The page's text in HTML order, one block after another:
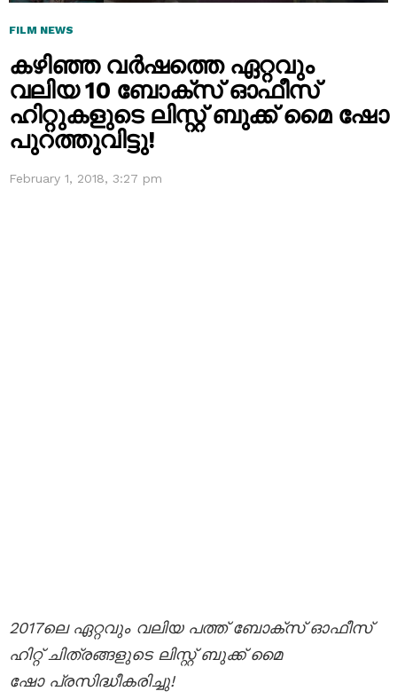
FILM NEWS
കഴിഞ്ഞ വര്‍ഷത്തെ ഏറ്റവും
വലിയ 10 ബോക്സ്‌ ഓഫീസ്
ഹിറ്റുകളുടെ ലിസ്റ്റ് ബുക്ക്‌ മൈ ഷോ
പുറത്തുവിട്ടു!
February 1, 2018, 3:27 pm
2017ലെ ഏറ്റവും വലിയ പത്ത് ബോക്സ്‌ ഓഫീസ്
ഹിറ്റ്‌ ചിത്രങ്ങളുടെ ലിസ്റ്റ് ബുക്ക്‌ മൈ
ഷോ പ്രസിദ്ധീകരിച്ചു!